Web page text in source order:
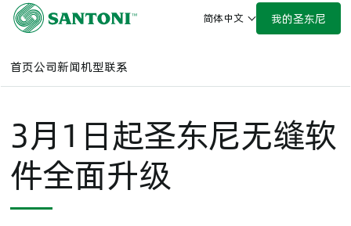
要
内
首页公司新闻机型联系
简体中文 我的圣东尼
3月1日起圣东尼无缝软
件全面升级